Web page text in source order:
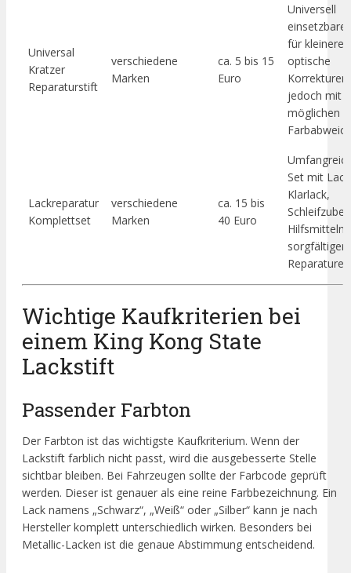
Universal
Kratzer
Reparaturstift
verschiedene
Marken
ca. 5 bis 15
Euro
Universell
für kleinere
optische
Korrekturen,
jedoch mit
möglichen
Lackreparatur
Komplettset
verschiedene
Marken
ca. 15 bis
40 Euro
Set mit
Klarlack,
Hilfsmitteln
sorgfältigere
Wichtige Kaufkriterien bei
einem King Kong State
Lackstift
Passender Farbton
Der Farbton ist das wichtigste Kaufkriterium. Wenn der
Lackstift farblich nicht passt, wird die ausgebesserte Stelle
sichtbar bleiben. Bei Fahrzeugen sollte der Farbcode geprüft
werden. Dieser ist genauer als eine reine Farbbezeichnung. Ein
Lack namens „Schwarz“, „Weiß“ oder „Silber“ kann je nach
Hersteller komplett unterschiedlich wirken. Besonders bei
Metallic-Lacken ist die genaue Abstimmung entscheidend.